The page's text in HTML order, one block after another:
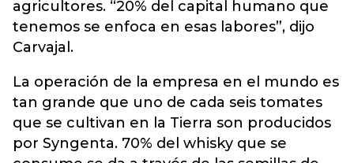
agricultores. “20% del capital humano que
tenemos se enfoca en esas labores”, dijo
Carvajal.
La operación de la empresa en el mundo es
tan grande que uno de cada seis tomates
que se cultivan en la Tierra son producidos
por Syngenta. 70% del whisky que se